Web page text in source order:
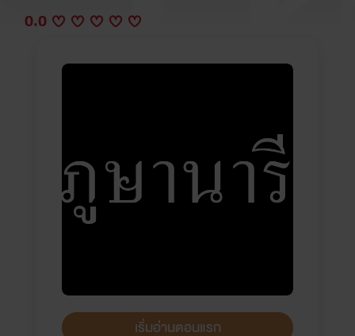
0.0
เริ่มอ่านตอนแรก